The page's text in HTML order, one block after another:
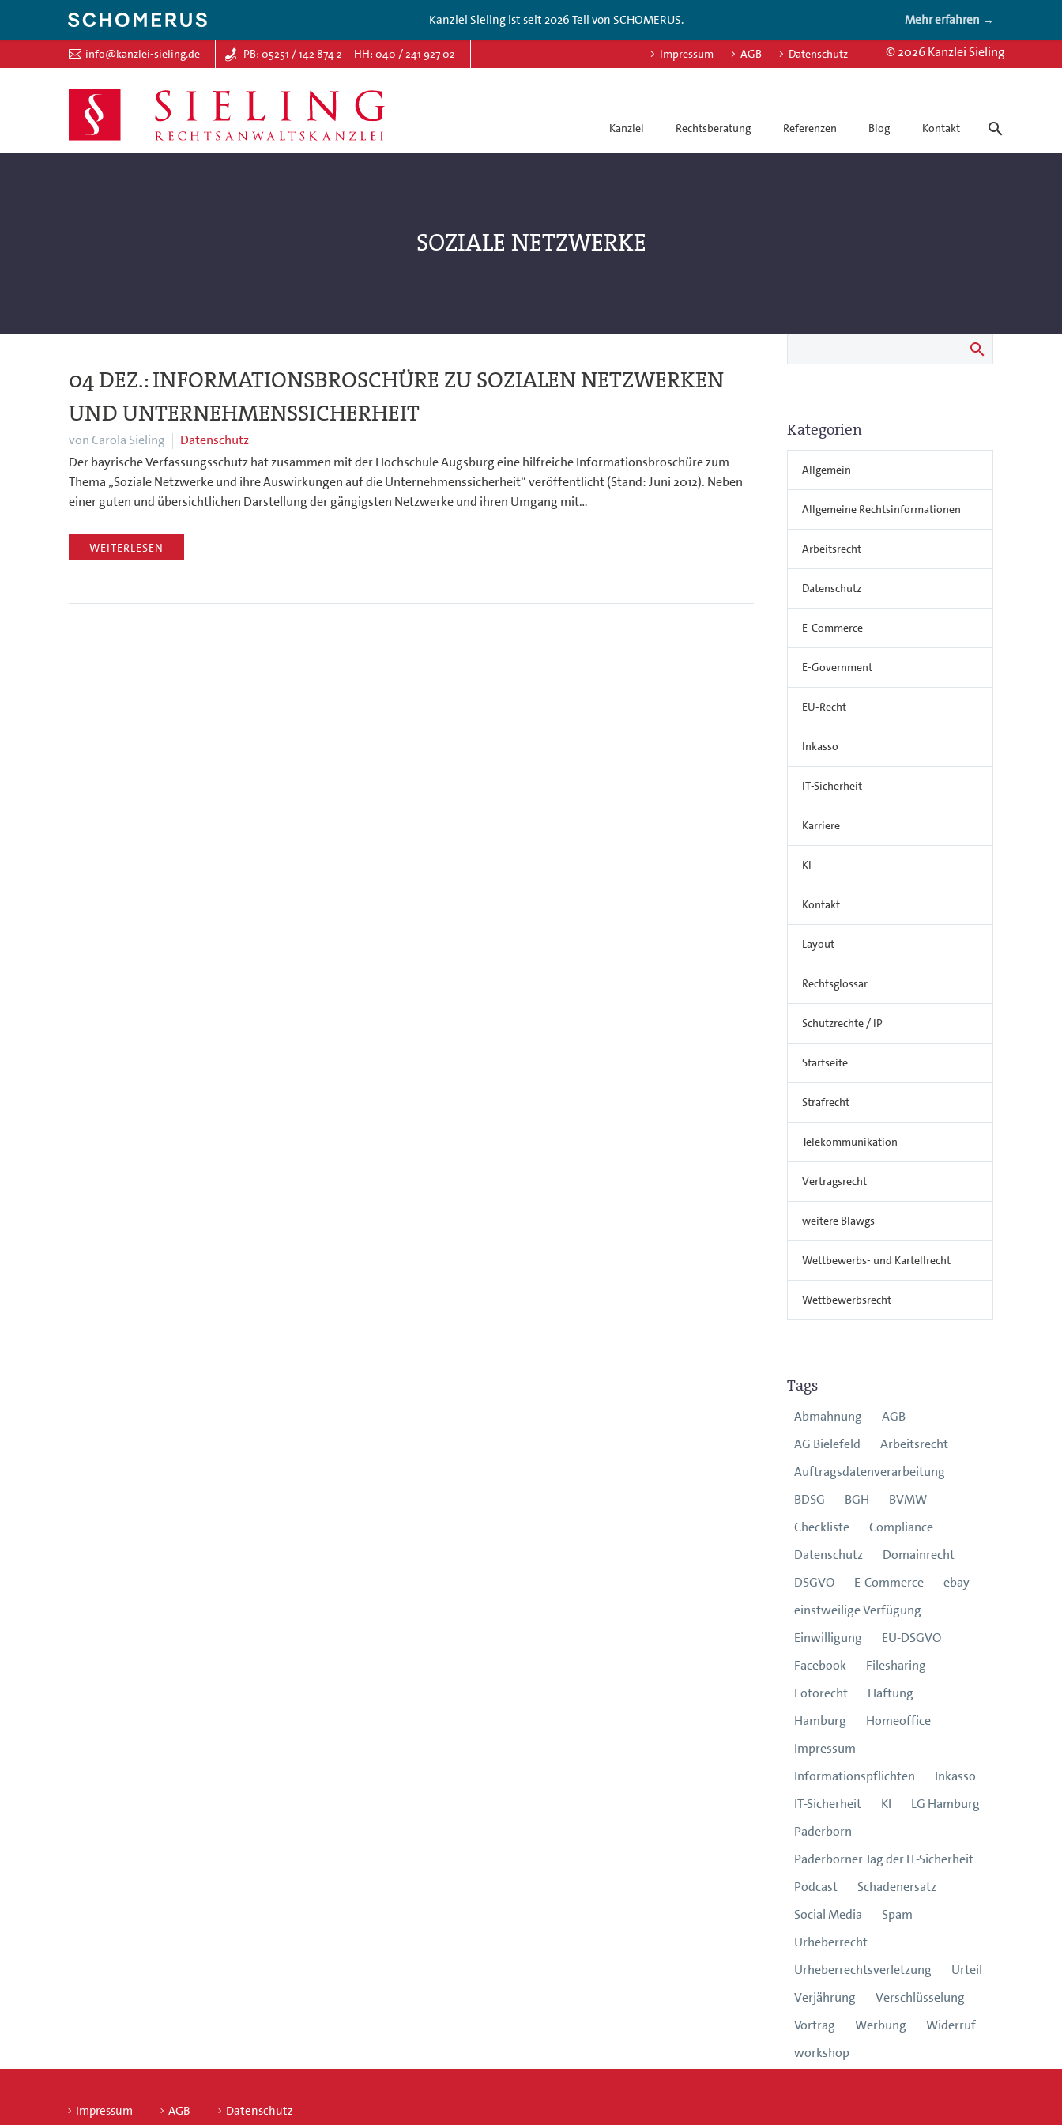
Kanzlei Sieling ist seit 2026 Teil von SCHOMERUS. Mehr erfahren →
info@kanzlei-sieling.de PB: 05251 / 142 874 2 HH: 040 / 241 927 02 © 2026 Kanzlei Sieling
Impressum AGB Datenschutz
Kanzlei Rechtsberatung Referenzen Blog Kontakt
SOZIALE NETZWERKE
04 DEZ.:INFORMATIONSBROSCHÜRE ZU SOZIALEN NETZWERKEN
UND UNTERNEHMENSSICHERHEIT
von Carola Sieling
Datenschutz
Der bayrische Verfassungsschutz hat zusammen mit der Hochschule Augsburg eine hilfreiche Informationsbroschüre zum
Thema „Soziale Netzwerke und ihre Auswirkungen auf die Unternehmenssicherheit“ veröffentlicht (Stand: Juni 2012). Neben
einer guten und übersichtlichen Darstellung der gängigsten Netzwerke und ihren Umgang mit…
WEITERLESEN
Kategorien
Allgemein
Allgemeine Rechtsinformationen
Arbeitsrecht
Datenschutz
E-Commerce
E-Government
EU-Recht
Inkasso
IT-Sicherheit
Karriere
KI
Kontakt
Layout
Rechtsglossar
Schutzrechte / IP
Startseite
Strafrecht
Telekommunikation
Vertragsrecht
weitere Blawgs
Wettbewerbs- und Kartellrecht
Wettbewerbsrecht
Tags
Abmahnung
AGB
AG Bielefeld
Arbeitsrecht
Auftragsdatenverarbeitung
BDSG
BGH
BVMW
Checkliste
Compliance
Datenschutz
Domainrecht
DSGVO
E-Commerce
ebay
einstweilige Verfügung
Einwilligung
EU-DSGVO
Facebook
Filesharing
Fotorecht
Haftung
Hamburg
Homeoffice
Impressum
Informationspflichten
Inkasso
IT-Sicherheit
KI
LG Hamburg
Paderborn
Paderborner Tag der IT-Sicherheit
Podcast
Schadenersatz
Social Media
Spam
Urheberrecht
Urheberrechtsverletzung
Urteil
Verjährung
Verschlüsselung
Vortrag
Werbung
Widerruf
workshop
Impressum AGB Datenschutz